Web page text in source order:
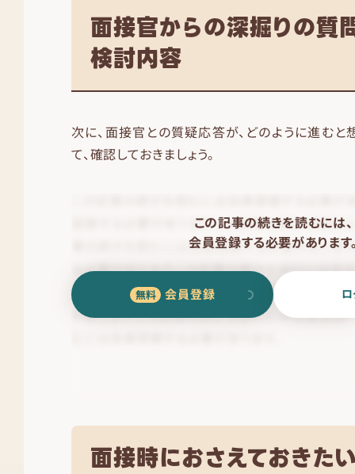
面接官からの深掘りの質
検討内容
次に、面接官との質疑応答が、どのように進む
て、確認しておきましょう。
この記事の続きを読むには、
会員登録する必要があります
会員登録
面接時におさえておきた